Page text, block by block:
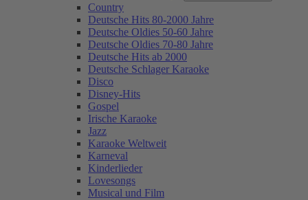
Country
Deutsche Hits 80-2000 Jahre
Deutsche Oldies 50-60 Jahre
Deutsche Oldies 70-80 Jahre
Deutsche Hits ab 2000
Deutsche Schlager Karaoke
Disco
Disney-Hits
Gospel
Irische Karaoke
Jazz
Karaoke Weltweit
Karneval
Kinderlieder
Lovesongs
Musical und Film